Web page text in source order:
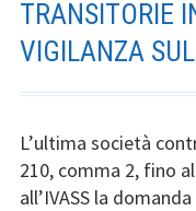
TRANSITORIE
VIGILANZA
L’ultima società
210, comma 2, fino
all’IVASS la